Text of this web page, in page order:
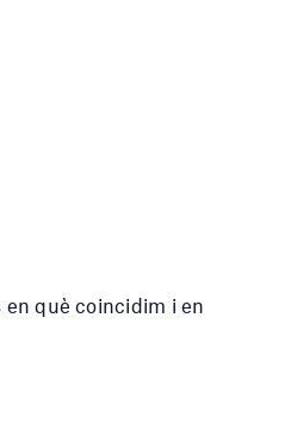
en què coincidim i en